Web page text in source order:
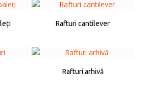
Rafturi cantilever
Rafturi arhivă